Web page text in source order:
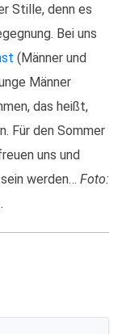
Stille, denn es
Bei uns
(Männer und
Männer
das heißt,
Für den Sommer
uns und
werden… Foto: